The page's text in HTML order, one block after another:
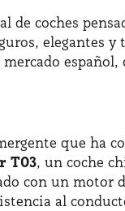
de coches
elegantes
que ha
T03, un coche
con un motor
al